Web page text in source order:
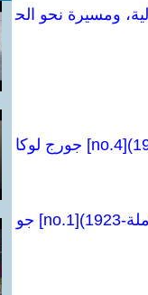
انتفاضة عمالية، ومسيرة نحو الح
كراسات شيوعية[84 Manual no]:فصل من كتاب(وجهة نظر البروليتاريا-1923)[no.4] جورج لوكا
كراسات شيوعية [81Manual no]:فصل من كتاب(التشيؤ ووعي الطبقة العاملة-1923)[no.1] جو